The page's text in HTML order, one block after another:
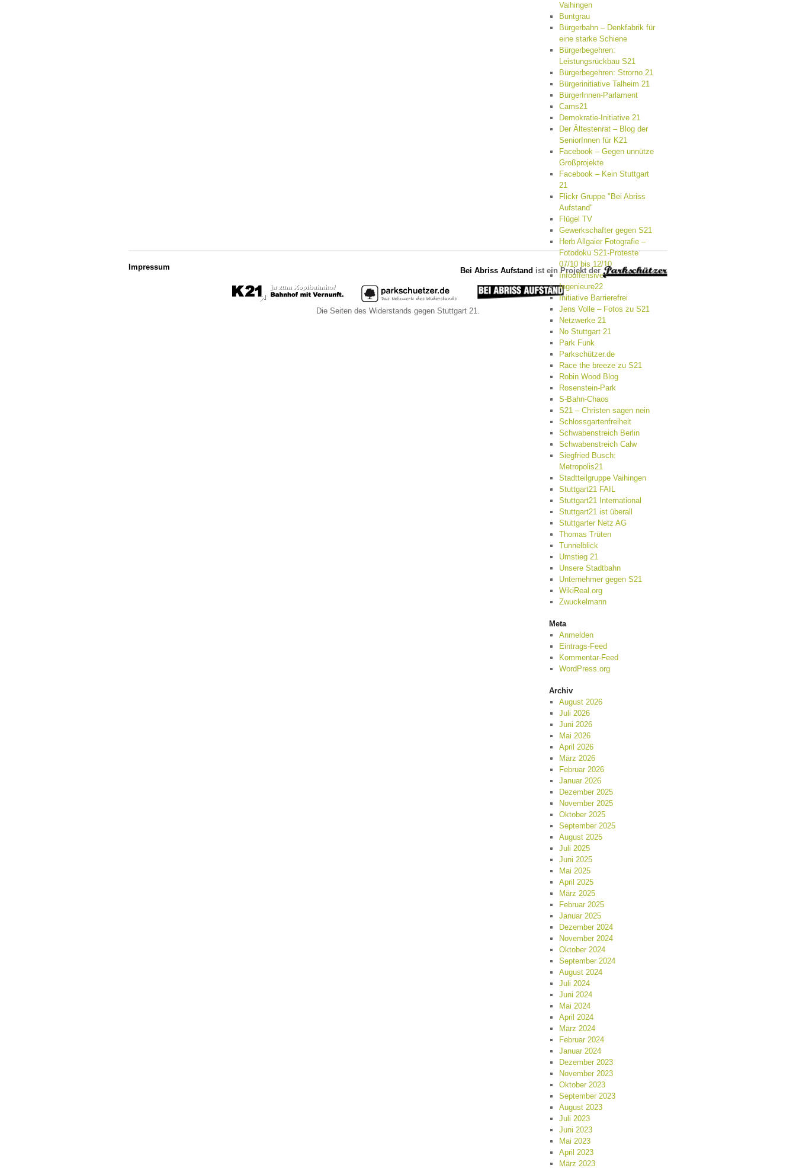
Vaihingen
Buntgrau
Bürgerbahn – Denkfabrik für
eine starke Schiene
Bürgerbegehren:
Leistungsrückbau S21
Bürgerbegehren: Strorno 21
Bürgerinitiative Talheim 21
BürgerInnen-Parlament
Cams21
Demokratie-Initiative 21
Der Ältestenrat – Blog der
SeniorInnen für K21
Facebook – Gegen unnütze
Großprojekte
Facebook – Kein Stuttgart
21
Flickr Gruppe "Bei Abriss
Aufstand"
Flügel TV
Gewerkschafter gegen S21
Herb Allgaier Fotografie –
Fotodoku S21-Proteste
07/10 bis 12/10
Infooffensive
Ingenieure22
Initiative Barrierefrei
Jens Volle – Fotos zu S21
Netzwerke 21
No Stuttgart 21
Park Funk
Parkschützer.de
Race the breeze zu S21
Robin Wood Blog
Rosenstein-Park
S-Bahn-Chaos
S21 – Christen sagen nein
Schlossgartenfreiheit
Schwabenstreich Berlin
Schwabenstreich Calw
Siegfried Busch:
Metropolis21
Stadtteilgruppe Vaihingen
Stuttgart21 FAIL
Stuttgart21 International
Stuttgart21 ist überall
Stuttgarter Netz AG
Thomas Trüten
Tunnelblick
Umstieg 21
Unsere Stadtbahn
Unternehmer gegen S21
WikiReal.org
Zwuckelmann
Meta
Anmelden
Eintrags-Feed
Kommentar-Feed
WordPress.org
Archiv
August 2026
Juli 2026
Juni 2026
Mai 2026
April 2026
März 2026
Februar 2026
Januar 2026
Dezember 2025
November 2025
Oktober 2025
September 2025
August 2025
Juli 2025
Juni 2025
Mai 2025
April 2025
März 2025
Februar 2025
Januar 2025
Dezember 2024
November 2024
Oktober 2024
September 2024
August 2024
Juli 2024
Juni 2024
Mai 2024
April 2024
März 2024
Februar 2024
Januar 2024
Dezember 2023
November 2023
Oktober 2023
September 2023
August 2023
Juli 2023
Juni 2023
Mai 2023
April 2023
März 2023
Bei Abriss Aufstand ist ein Projekt der
Impressum
Die Seiten des Widerstands gegen Stuttgart 21.